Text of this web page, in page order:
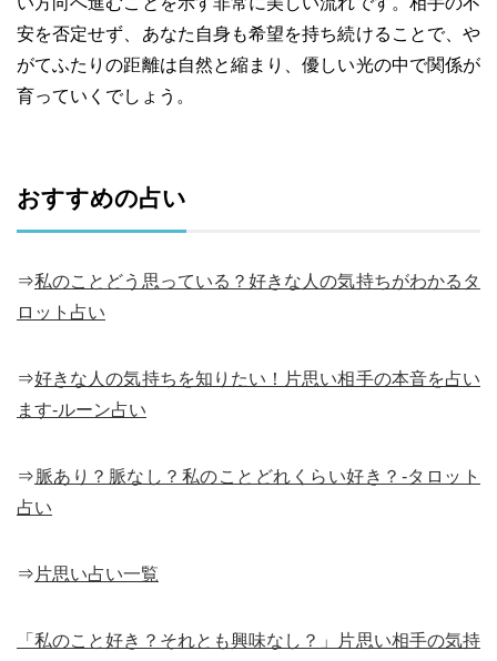
安を否定せず、あなた自身も希望を持ち続けることで、や
がてふたりの距離は自然と縮まり、優しい光の中で関係が
育っていくでしょう。
おすすめの占い
⇒私のことどう思っている？好きな人の気持ちがわかるタ
ロット占い
⇒好きな人の気持ちを知りたい！片思い相手の本音を占い
ます-ルーン占い
⇒ 脈あり？脈なし？私のことどれくらい好き？-タロット
占い
⇒ 片思い占い一覧
「私のこと好き？それとも興味なし？」片思い相手の気持